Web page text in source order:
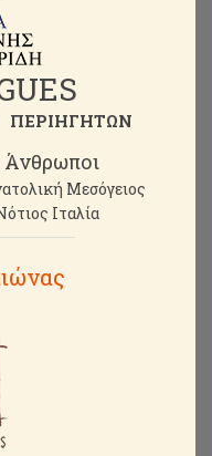
Άνθρωποι
Μεσόγειος
Ιταλία